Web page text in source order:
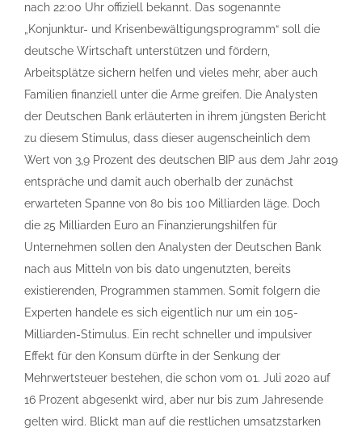
nach 22:00 Uhr offiziell bekannt. Das sogenannte
„Konjunktur- und Krisenbewältigungsprogramm“ soll die
deutsche Wirtschaft unterstützen und fördern,
Arbeitsplätze sichern helfen und vieles mehr, aber auch
Familien finanziell unter die Arme greifen. Die Analysten
der Deutschen Bank erläuterten in ihrem jüngsten Bericht
zu diesem Stimulus, dass dieser augenscheinlich dem
Wert von 3,9 Prozent des deutschen BIP aus dem Jahr 2019
entspräche und damit auch oberhalb der zunächst
erwarteten Spanne von 80 bis 100 Milliarden läge. Doch
die 25 Milliarden Euro an Finanzierungshilfen für
Unternehmen sollen den Analysten der Deutschen Bank
nach aus Mitteln von bis dato ungenutzten, bereits
existierenden, Programmen stammen. Somit folgern die
Experten handele es sich eigentlich nur um ein 105-
Milliarden-Stimulus. Ein recht schneller und impulsiver
Effekt für den Konsum dürfte in der Senkung der
Mehrwertsteuer bestehen, die schon vom 01. Juli 2020 auf
16 Prozent abgesenkt wird, aber nur bis zum Jahresende
gelten wird. Blickt man auf die restlichen umsatzstarken